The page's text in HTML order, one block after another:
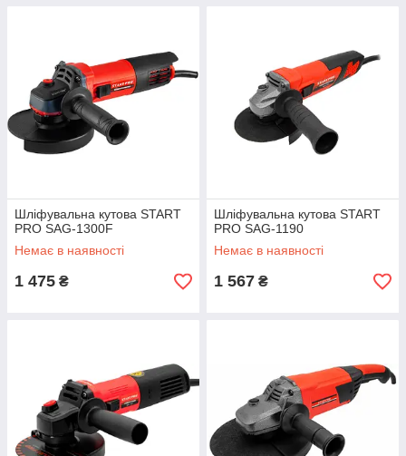
Шліфувальна кутова START
PRO SAG-1300F
Немає в наявності
1 475 ₴
Шліфувальна кутова START
PRO SAG-1190
Немає в наявності
1 567 ₴